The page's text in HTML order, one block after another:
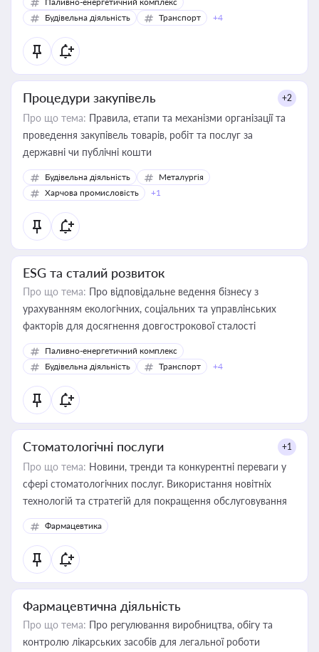
Будівельна діяльність
Транспорт +4
Процедури закупівель +2
Про що тема: Правила, етапи та механізми організації та
проведення закупівель товарів, робіт та послуг за
державні чи публічні кошти
Будівельна діяльність
Металургія
Харчова промисловість
+1
ESG та сталий розвиток
Про що тема: Про відповідальне ведення бізнесу з
урахуванням екологічних, соціальних та управлінських
факторів для досягнення довгострокової сталості
Паливно-енергетичний комплекс
Будівельна діяльність
Транспорт +4
Стоматологічні послуги +1
Про що тема: Новини, тренди та конкурентні переваги у
сфері стоматологічних послуг. Використання новітніх
технологій та стратегій для покращення обслуговування
Фармацевтика
Фармацевтична діяльність
Про що тема: Про регулювання виробництва, обігу та
контролю лікарських засобів для легальної роботи